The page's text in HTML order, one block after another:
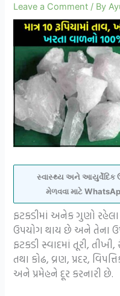
Leave a Comment / By
સ્વાસ્થ્ય અને આયુર્વેદિક
મેળવવા માટે
ફટકડીમાં અનેક ગુણો રહેલા
ઉપયોગ થાય છે અને તેના
ફટકડી સ્વાદમાં તૂરી,
તથા કોઢ, વ્રણ, પ્રદર,
અને પ્રમેહને દૂર કરનારી છે.